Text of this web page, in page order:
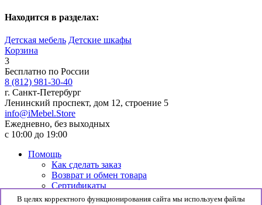
Находится в разделах:
Детская мебель Детские шкафы
Корзина
3
Бесплатно по России
8 (812) 981-30-40
г. Санкт-Петербург
Ленинский проспект, дом 12, строение 5
info@iMebel.Store
Ежедневно, без выходных
с 10:00 до 19:00
Помощь
Как сделать заказ
Возврат и обмен товара
Сертификаты
Информация
В целях корректного функционирования сайта мы используем файлы